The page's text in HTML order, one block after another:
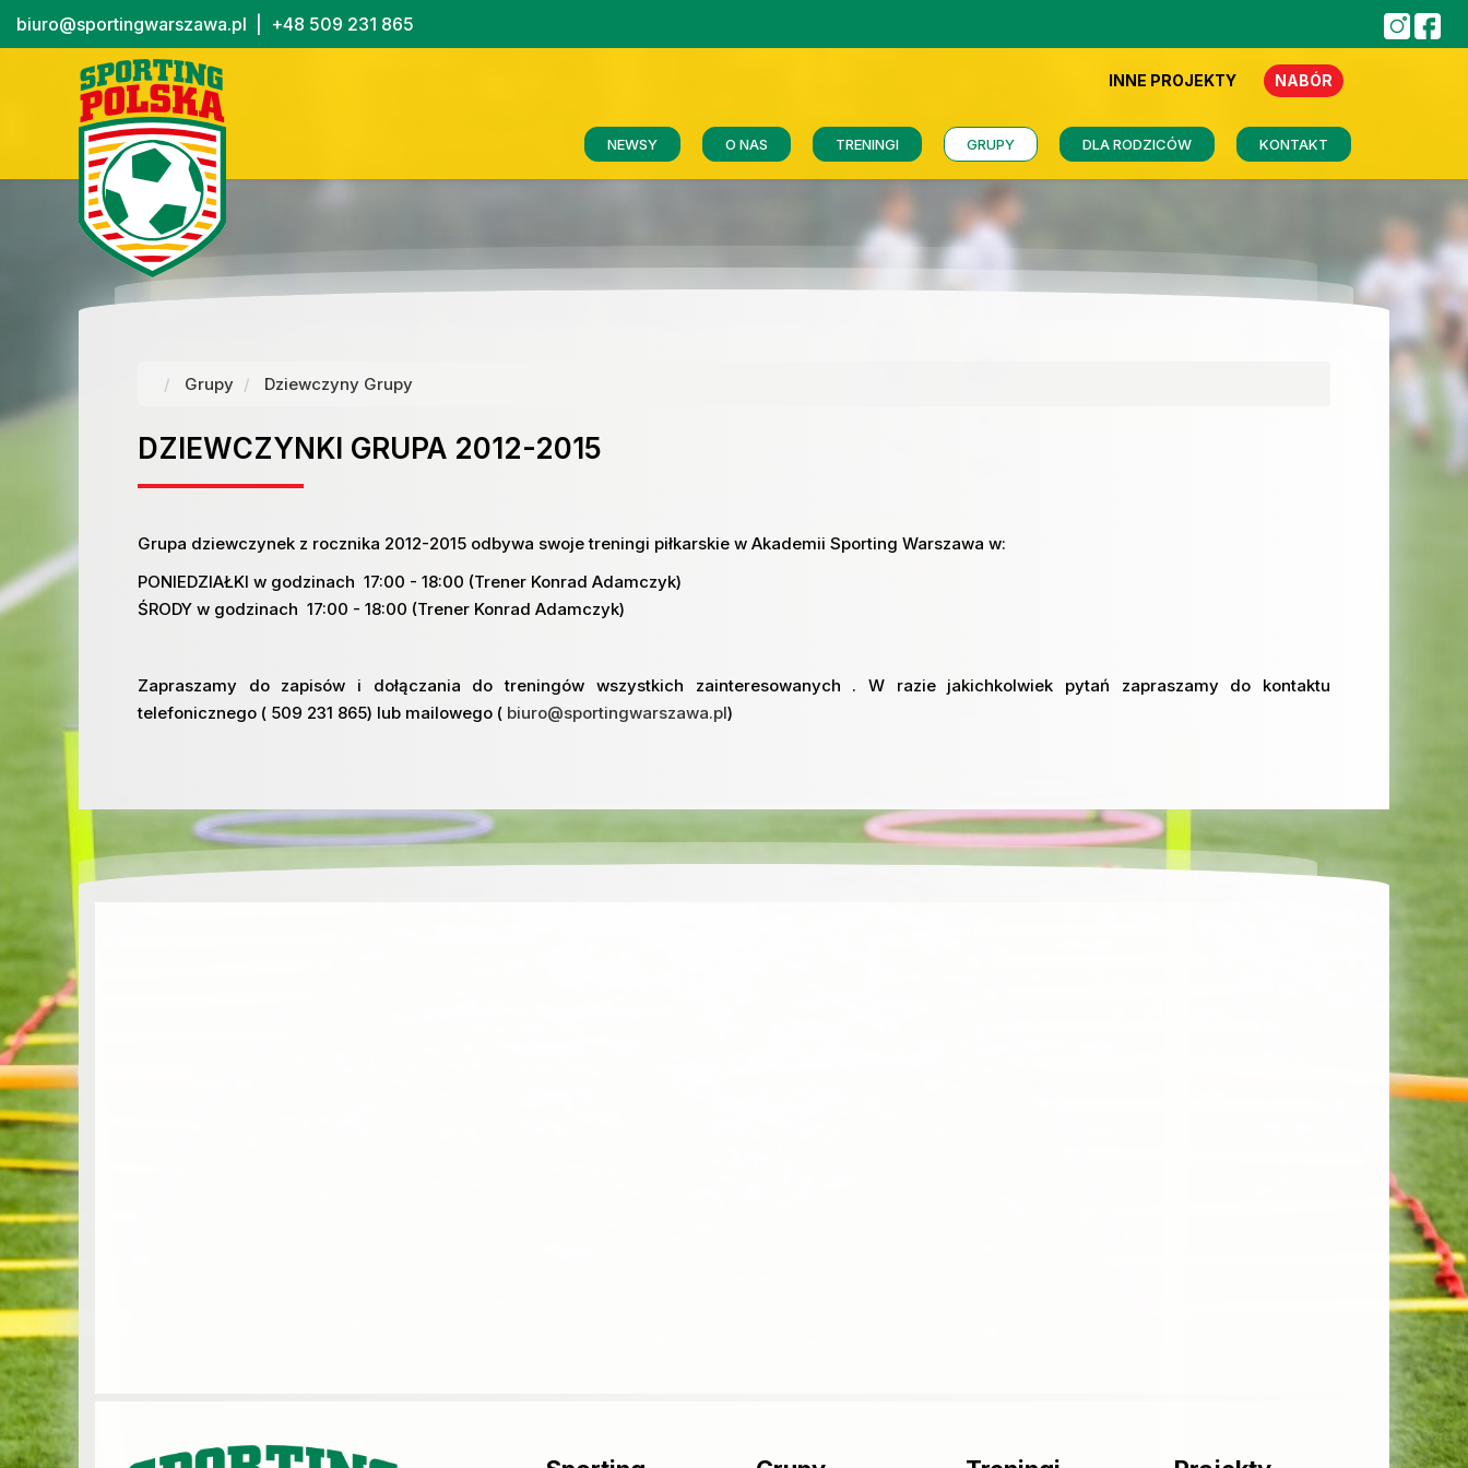
biuro@sportingwarszawa.pl +48 509 231 865
INNE PROJEKTY NABÓR
NEWSY O NAS TRENINGI GRUPY DLA RODZICÓW KONTAKT
Grupy Dziewczyny Grupy
DZIEWCZYNKI GRUPA 2012-2015
Grupa dziewczynek z rocznika 2012-2015 odbywa swoje treningi piłkarskie w Akademii Sporting Warszawa w:
PONIEDZIAŁKI w godzinach 17:00 - 18:00 (Trener Konrad Adamczyk)
ŚRODY w godzinach 17:00 - 18:00 (Trener Konrad Adamczyk)
Zapraszamy do zapisów i dołączania do treningów wszystkich zainteresowanych . W razie jakichkolwiek pytań zapraszamy do kontaktu
telefonicznego ( 509 231 865) lub mailowego ( biuro@sportingwarszawa.pl)